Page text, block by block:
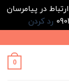
مشتریان : 02182808933 ---- ارتباط در پیامرسان
رد کردن
0